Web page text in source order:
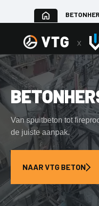
Van spuitbeton tot
de juiste aanpak.
NAAR VTG BETON